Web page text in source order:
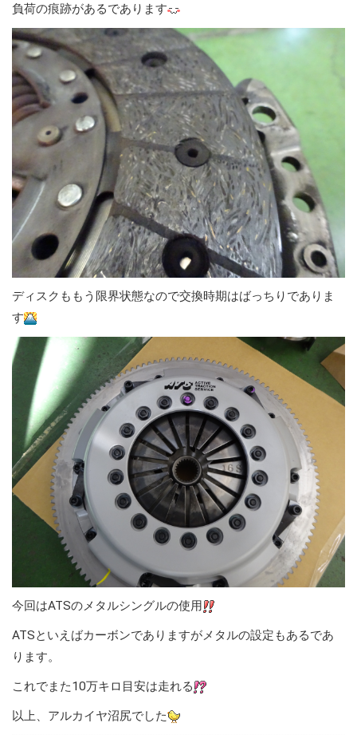
負荷の痕跡があるであります
ディスクももう限界状態なので交換時期はばっちりでありま
す
今回はATSのメタルシングルの使用
ATSといえばカーボンでありますがメタルの設定もあるであ
ります。
これでまた10万キロ目安は走れる
以上、アルカイヤ沼尻でした